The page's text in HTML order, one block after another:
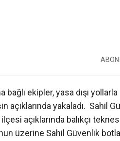
bağlı ekipler, yasa dışı
yakaladı. Sahil
açıklarında balıkçı
üzerine Sahil Güvenlik